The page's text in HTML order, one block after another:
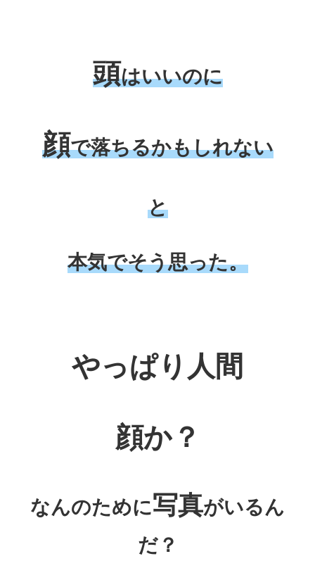
頭はいいのに
顔で落ちるかもしれない
と
本気でそう思った。
やっぱり人間
顔か？
なんのために写真がいるん
だ？